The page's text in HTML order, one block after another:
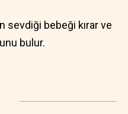
sevdiği bebeği kırar ve
bulur.